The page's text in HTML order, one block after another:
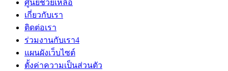
ศูนย์ช่วยเหลือ
เกี่ยวกับเรา
ติดต่อเรา
ร่วมงานกับเรา4
แผนผังเว็บไซต์
ตั้งค่าความเป็นส่วนตัว